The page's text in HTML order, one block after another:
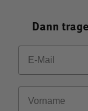
Dann
Email
Vorname